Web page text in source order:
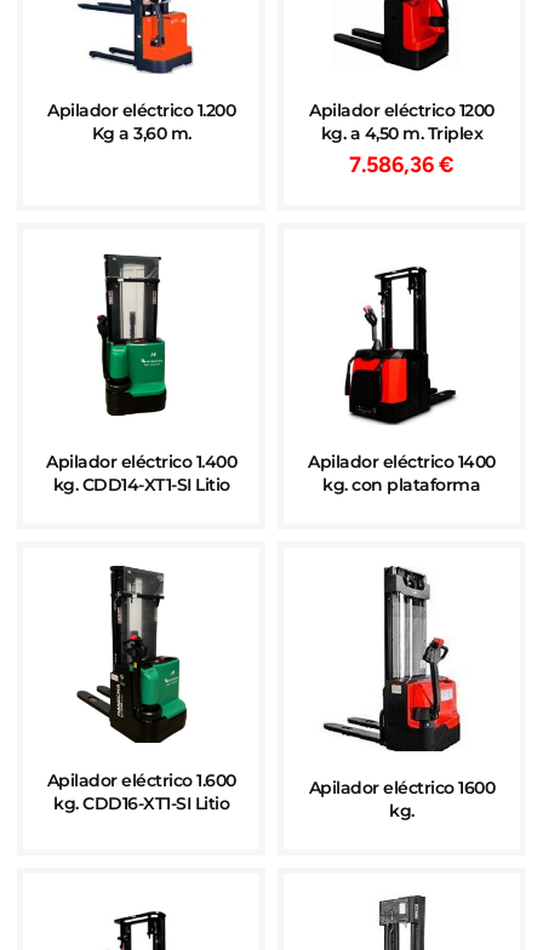
Apilador eléctrico 1.200
Kg a 3,60 m.
Apilador eléctrico 1200
kg. a 4,50 m. Triplex
7.586,36€
Apilador eléctrico 1.400
kg. CDD14-XT1-SI Litio
Apilador eléctrico 1400
kg. con plataforma
Apilador eléctrico 1.600
kg. CDD16-XT1-SI Litio
Apilador eléctrico 1600
kg.